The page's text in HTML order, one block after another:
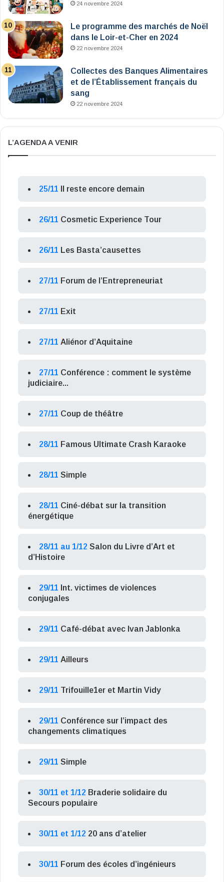
24 novembre 2024
Le programme des marchés de Noël
dans le Loir-et-Cher en 2024
22 novembre 2024
Collectes des Banques Alimentaires
et de l’Établissement français du
sang
22 novembre 2024
L’AGENDA A VENIR
25/11 Il reste encore demain
26/11 Cosmetic Experience Tour
26/11 Les Basta’causettes
27/11 Forum de l’Entrepreneuriat
27/11 Exit
27/11 Aliénor d’Aquitaine
27/11 Conférence : comment le système
judiciaire...
27/11 Coup de théâtre
28/11 Famous Ultimate Crash Karaoke
28/11 Simple
28/11 Ciné-débat sur la transition
énergétique
28/11 au 1/12 Salon du Livre d’Art et
d’Histoire
29/11 Int. victimes de violences
conjugales
29/11 Café-débat avec Ivan Jablonka
29/11 Ailleurs
29/11 Trifouille1er et Martin Vidy
29/11 Conférence sur l’impact des
changements climatiques
29/11 Simple
30/11 et 1/12 Braderie solidaire du
Secours populaire
30/11 et 1/12 20 ans d’atelier
30/11 Forum des écoles d’ingénieurs